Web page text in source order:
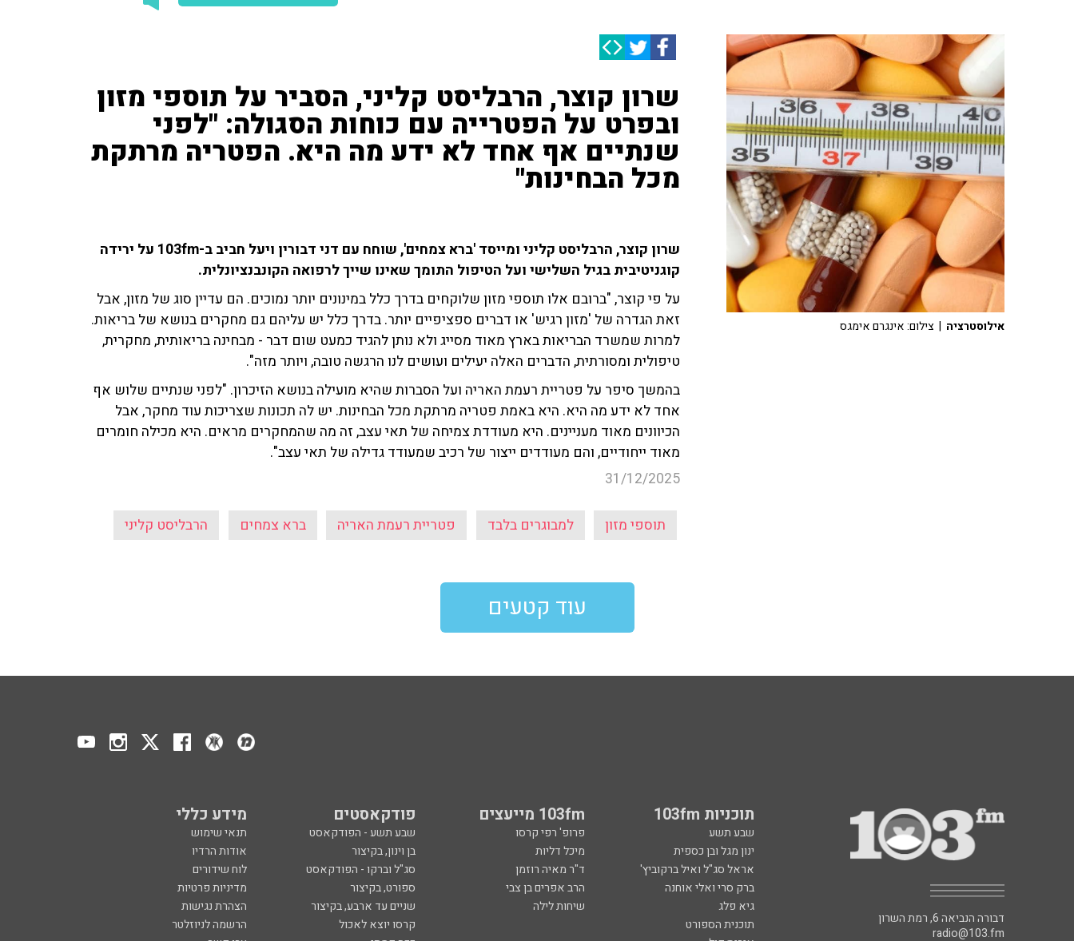
שרון קוצר, הרבליסט קליני, הסביר על תוספי מזון
ובפרט על הפטרייה עם כוחות הסגולה: "לפני
שנתיים אף אחד לא ידע מה היא. הפטריה מרתקת
מכל הבחינות"
שרון קוצר, הרבליסט קליני ומייסד 'ברא צמחים', שוחח עם דני דבורין ויעל חביב ב-103fm על ירידה
קוגניטיבית בגיל השלישי ועל הטיפול התומך שאינו שייך לרפואה הקונבנציונלית.
על פי קוצר, "ברובם אלו תוספי מזון שלוקחים בדרך כלל במינונים יותר נמוכים. הם עדיין סוג של מזון, אבל
זאת הגדרה של 'מזון רגיש' או דברים ספציפיים יותר. בדרך כלל יש עליהם גם מחקרים בנושא של בריאות.
למרות שמשרד הבריאות בארץ מאוד מסייג ולא נותן להגיד כמעט שום דבר - מבחינה בריאותית, מחקרית,
טיפולית ומסורתית, הדברים האלה יעילים ועושים לנו הרגשה טובה, ויותר מזה".
בהמשך סיפר על פטריית רעמת האריה ועל הסברות שהיא מועילה בנושא הזיכרון. "לפני שנתיים שלוש אף
אחד לא ידע מה היא. היא באמת פטריה מרתקת מכל הבחינות. יש לה תכונות שצריכות עוד מחקר, אבל
הכיוונים מאוד מעניינים. היא מעודדת צמיחה של תאי עצב, זה מה שהמחקרים מראים. היא מכילה חומרים
מאוד ייחודיים, והם מעודדים ייצור של רכיב שמעודד גדילה של תאי עצב".
31/12/2025
תוספי מזון למבוגרים בלבד פטריית רעמת האריה ברא צמחים הרבליסט קליני
אילוסטרציה | צילום: אינגרם אימגס
עוד קטעים
תוכניות 103fm 103fm מייעצים פודקאסטים מידע כללי
שבע תשע פרופ' רפי קרסו שבע תשע - הפודקאסט
תנאי שימוש
ינון מגל ובן כספית
מיכל דליות בן וינון, בקיצור
אודות הרדיו
אראל סג"ל ואיל ברקוביץ'
ד"ר מאיה רוזמן סג"ל וברקו - הפודקאסט
לוח שידורים
ברק סרי ואלי אוחנה
הרב אפרים בן צבי ספורט, בקיצור
מדיניות פרטיות
גיא פלג
שיחות לילה שניים עד ארבע, בקיצור
הצהרת נגישות
תוכנית הספורט
קרסו יוצא לאכול
הרשמה לניוזלטר
דבורה הנביאה 6, רמת השרון
radio@103.fm